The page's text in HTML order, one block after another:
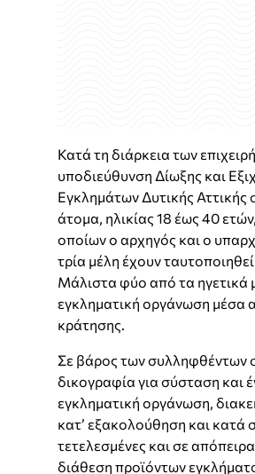
Κατά τη διάρκεια των
υποδιεύθυνση Δίωξης και
Εγκλημάτων Δυτικής
άτομα, ηλικίας 18 έως 40
οποίων ο αρχηγός και ο
τρία μέλη έχουν
Μάλιστα φύο από τα ηγετικά
εγκληματική οργάνωση μέσα
κράτησης.
Σε βάρος των συλληφθέντων
δικογραφία για σύσταση και
εγκληματική οργάνωση,
κατ’ εξακολούθηση και κατά
τετελεσμένες και σε
διάθεση προϊόντων